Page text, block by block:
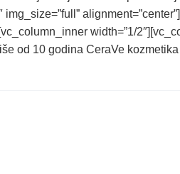
alignment=”center”]
width=”1/
od 10 godina CeraVe